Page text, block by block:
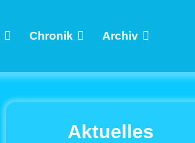
Chronik Archiv
Aktuelles